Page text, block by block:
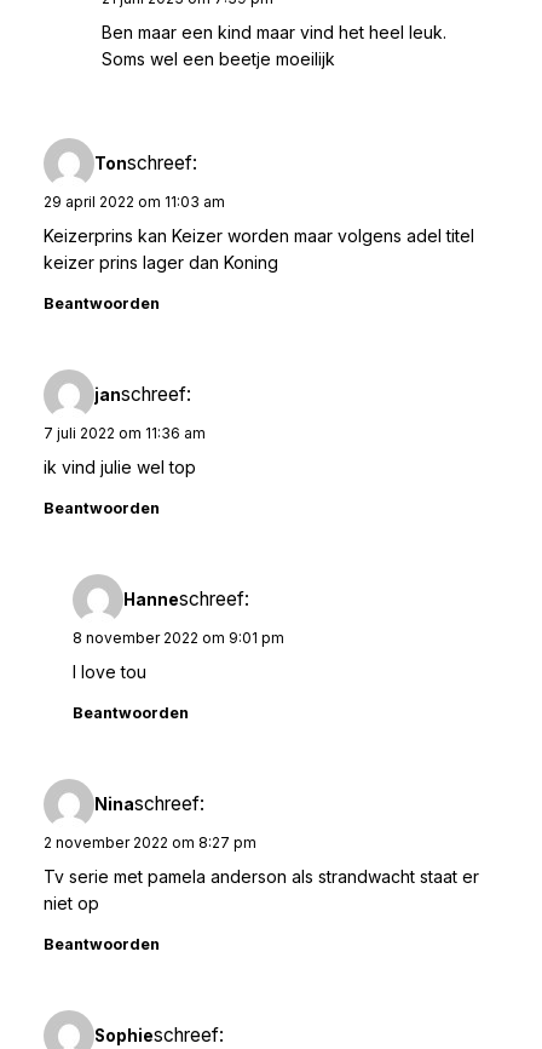
Ben maar een kind maar vind het heel leuk.
Soms wel een beetje moeilijk
Tonschreef:
29 april 2022 om 11:03 am
Keizerprins kan Keizer worden maar volgens adel titel
keizer prins lager dan Koning
Beantwoorden
janschreef:
7 juli 2022 om 11:36 am
ik vind julie wel top
Beantwoorden
Hanneschreef:
8 november 2022 om 9:01 pm
I love tou
Beantwoorden
Ninaschreef:
2 november 2022 om 8:27 pm
Tv serie met pamela anderson als strandwacht staat er
niet op
Beantwoorden
Sophieschreef: